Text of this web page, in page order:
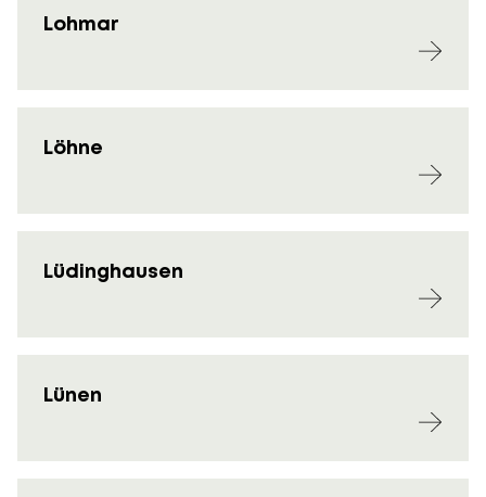
Lohmar
Löhne
Lüdinghausen
Lünen